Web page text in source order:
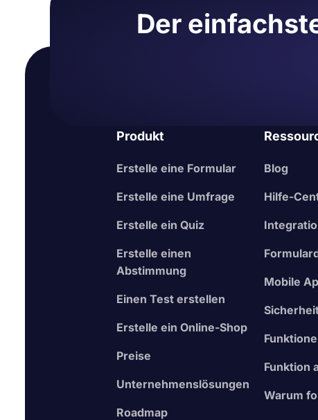
Der
Produkt
Erstelle eine Formular
Erstelle eine Umfrage
Erstelle ein Quiz
Erstelle einen
Abstimmung
Einen Test erstellen
Erstelle ein Online-Shop
Preise
Unternehmenslösungen
Roadmap
Blog
Hilfe-
Mobile
Funktion
Warum